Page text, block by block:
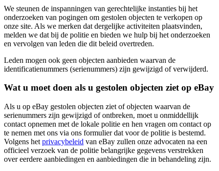
We steunen de inspanningen van gerechtelijke instanties bij het
onderzoeken van pogingen om gestolen objecten te verkopen op
onze site. Als we merken dat dergelijke activiteiten plaatsvinden,
melden we dat bij de politie en bieden we hulp bij het onderzoeken
en vervolgen van leden die dit beleid overtreden.
Leden mogen ook geen objecten aanbieden waarvan de
identificatienummers (serienummers) zijn gewijzigd of verwijderd.
Wat u moet doen als u gestolen objecten ziet op eBay
Als u op eBay gestolen objecten ziet of objecten waarvan de
serienummers zijn gewijzigd of ontbreken, moet u onmiddellijk
contact opnemen met de lokale politie en hen vragen om contact op
te nemen met ons via ons formulier dat voor de politie is bestemd.
Volgens het privacybeleid van eBay zullen onze advocaten na een
officieel verzoek van de politie belangrijke gegevens verstrekken
over eerdere aanbiedingen en aanbiedingen die in behandeling zijn.